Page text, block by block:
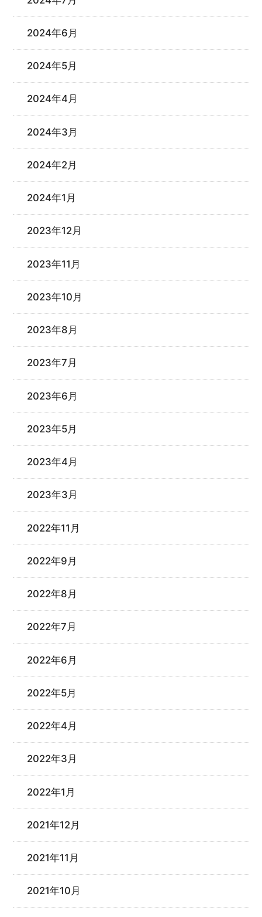
2024年6月
2024年5月
2024年4月
2024年3月
2024年2月
2024年1月
2023年12月
2023年11月
2023年10月
2023年8月
2023年7月
2023年6月
2023年5月
2023年4月
2023年3月
2022年11月
2022年9月
2022年8月
2022年7月
2022年6月
2022年5月
2022年4月
2022年3月
2022年1月
2021年12月
2021年11月
2021年10月